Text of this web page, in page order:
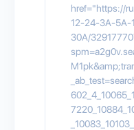
href="https://
12-24-3A-5A-
30A/